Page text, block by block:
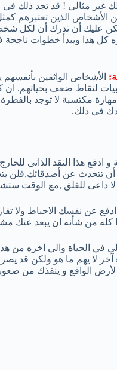
مثالى ! قد تجد ذلك فى
الأشخاص الذين تعتبرهم
ولكن عليك أن تدرك أن لكل
كل هذا ويبدأ خطوات ناجحة
الأشخاص الواثقين بأنفسهم
لنقاط ضعف
مكتسبة لا توجد
فى ذلك.
و ادفع هذا النقد الذاتى
أن تتحدث عن أصدقائك,فلن
داعى للقلق ,مع الوقت
عن نفسك الاحباط ولا
من شأنه ان يبعد عنك
لي في الحياة والي اخره من
لا يهم ما هو ولكن قد
الواقع و ينقذك من